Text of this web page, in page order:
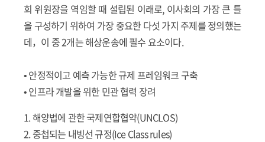
회 위원장을 역임할 때 설립된 이래로, 이사회의 가장 큰 틀
을 구성하기 위하여 가장 중요한 다섯 가지 주제를 정의했는
데，이 중 2개는 해상운송에 필수 요소이다.
• 안정적이고 예측 가능한 규제 프레임워크 구축
• 인프라 개발을 위한 민관 협력 장려
1. 해양법에 관한 국제연합협약(UNCLOS)
2. 중첩되는 내빙선 규정(Ice Class rules)